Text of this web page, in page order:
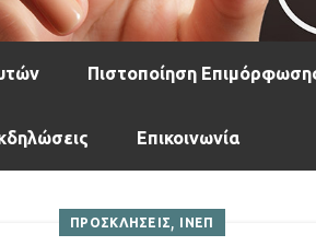
Πιστοποίηση
Επικοινωνία
ΠΡΟΣΚΛΗΣΕΙΣ ΙΝΕΠ